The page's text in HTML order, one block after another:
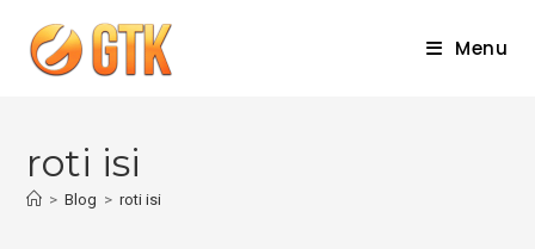
content
Menu
roti isi
> Blog > roti isi